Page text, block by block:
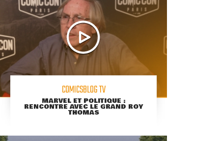
COMICSBLOG TV
MARVEL ET POLITIQUE :
RENCONTRE AVEC LE GRAND ROY
THOMAS